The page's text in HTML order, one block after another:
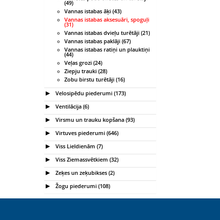
(49)
Vannas istabas āķi (43)
Vannas istabas aksesuāri, spoguļi
(31)
Vannas istabas dvieļu turētāji (21)
Vannas istabas paklāji (67)
Vannas istabas ratiņi un plauktiņi
(44)
Veļas grozi (24)
Ziepju trauki (28)
Zobu birstu turētāji (16)
Velosipēdu piederumi (173)
Ventilācija (6)
Virsmu un trauku kopšana (93)
Virtuves piederumi (646)
Viss Lieldienām (7)
Viss Ziemassvētkiem (32)
Zeķes un zeķubikses (2)
Žogu piederumi (108)